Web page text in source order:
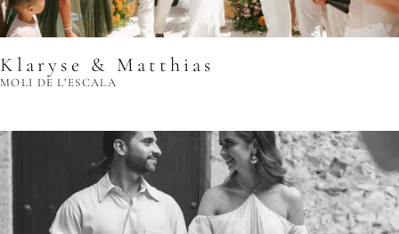
Klaryse & Matthias
MOLI DE L’ESCALA